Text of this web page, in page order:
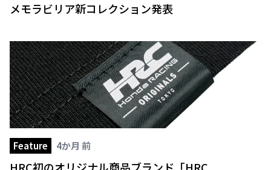
メモラビリア新コレクション発表
Feature 4か月 前